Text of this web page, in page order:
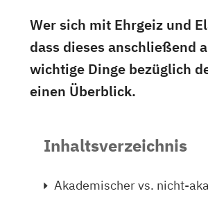
Wer sich mit Ehrgeiz und
dass dieses anschließend
wichtige Dinge bezüglich
einen Überblick.
Inhaltsverzeichnis
Akademischer vs. nicht-